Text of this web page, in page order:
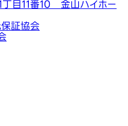
丁目11番10 金山ハイホー
証協会